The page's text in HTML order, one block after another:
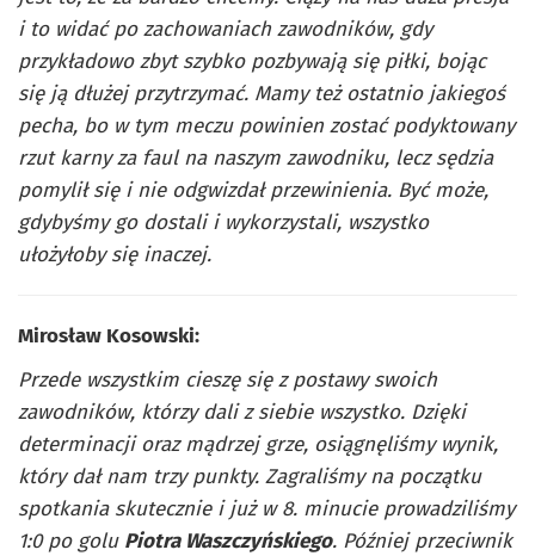
i to widać po zachowaniach zawodników, gdy
przykładowo zbyt szybko pozbywają się piłki, bojąc
się ją dłużej przytrzymać. Mamy też ostatnio jakiegoś
pecha, bo w tym meczu powinien zostać podyktowany
rzut karny za faul na naszym zawodniku, lecz sędzia
pomylił się i nie odgwizdał przewinienia. Być może,
gdybyśmy go dostali i wykorzystali, wszystko
ułożyłoby się inaczej.
Mirosław Kosowski:
Przede wszystkim cieszę się z postawy swoich
zawodników, którzy dali z siebie wszystko. Dzięki
determinacji oraz mądrzej grze, osiągnęliśmy wynik,
który dał nam trzy punkty. Zagraliśmy na początku
spotkania skutecznie i już w 8. minucie prowadziliśmy
1:0 po golu Piotra Waszczyńskiego. Później przeciwnik